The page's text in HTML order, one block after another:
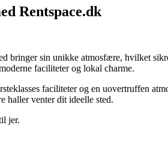
Rentspace.dk
bringer sin unikke atmosfære, hvilket
faciliteter og lokal charme.
faciliteter og en uovertruffen
haller venter dit ideelle sted.
jer.